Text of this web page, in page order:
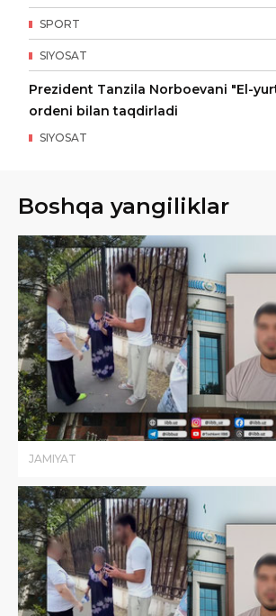
SPORT
SIYOSAT
Prezident Tanzila Norboevani "El-
ordeni bilan taqdirladi
SIYOSAT
Boshqa yangiliklar
JAMIYAT